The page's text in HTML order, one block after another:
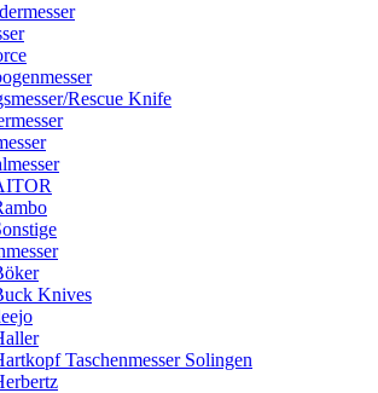
Rescue Knife
Knives
Taschenmesser Solingen